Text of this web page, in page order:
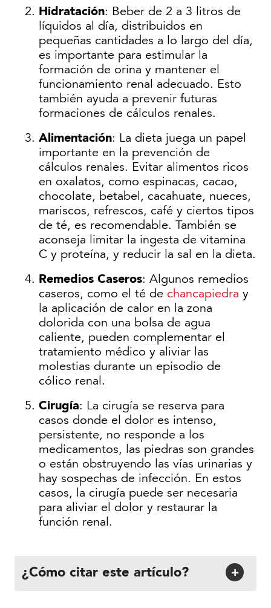
Hidratación: Beber de 2 a 3 litros de
líquidos al día, distribuidos en
pequeñas cantidades a lo largo del día,
es importante para estimular la
formación de orina y mantener el
funcionamiento renal adecuado. Esto
también ayuda a prevenir futuras
formaciones de cálculos renales.
Alimentación: La dieta juega un papel
importante en la prevención de
cálculos renales. Evitar alimentos ricos
en oxalatos, como espinacas, cacao,
chocolate, betabel, cacahuate, nueces,
mariscos, refrescos, café y ciertos tipos
de té, es recomendable. También se
aconseja limitar la ingesta de vitamina
C y proteína, y reducir la sal en la dieta.
Remedios Caseros: Algunos remedios
caseros, como el té de chancapiedra y
la aplicación de calor en la zona
dolorida con una bolsa de agua
caliente, pueden complementar el
tratamiento médico y aliviar las
molestias durante un episodio de
cólico renal.
Cirugía: La cirugía se reserva para
casos donde el dolor es intenso,
persistente, no responde a los
medicamentos, las piedras son grandes
o están obstruyendo las vías urinarias y
hay sospechas de infección. En estos
casos, la cirugía puede ser necesaria
para aliviar el dolor y restaurar la
función renal.
¿Cómo citar este artículo? +